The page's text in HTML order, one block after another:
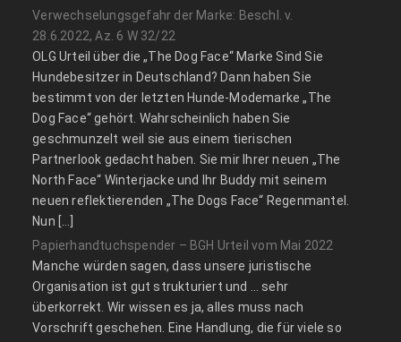
Verwechselungsgefahr der Marke: Beschl. v.
28.6.2022, Az. 6 W 32/22
OLG Urteil über die „The Dog Face“ Marke Sind Sie
Hundebesitzer in Deutschland? Dann haben Sie
bestimmt von der letzten Hunde-Modemarke „The
Dog Face“ gehört. Wahrscheinlich haben Sie
geschmunzelt weil sie aus einem tierischen
Partnerlook gedacht haben. Sie mir Ihrer neuen „The
North Face“ Winterjacke und Ihr Buddy mit seinem
neuen reflektierenden „The Dogs Face“ Regenmantel.
Nun […]
Papierhandtuchspender – BGH Urteil vom Mai 2022
Manche würden sagen, dass unsere juristische
Organisation ist gut strukturiert und … sehr
überkorrekt. Wir wissen es ja, alles muss nach
Vorschrift geschehen. Eine Handlung, die für viele so